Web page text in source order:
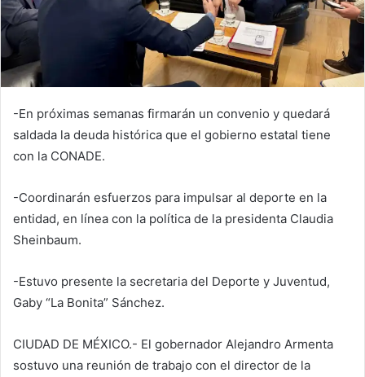
-En próximas semanas firmarán un convenio y quedará
saldada la deuda histórica que el gobierno estatal tiene
con la CONADE.
-Coordinarán esfuerzos para impulsar al deporte en la
entidad, en línea con la política de la presidenta Claudia
Sheinbaum.
-Estuvo presente la secretaria del Deporte y Juventud,
Gaby “La Bonita” Sánchez.
CIUDAD DE MÉXICO.- El gobernador Alejandro Armenta
sostuvo una reunión de trabajo con el director de la